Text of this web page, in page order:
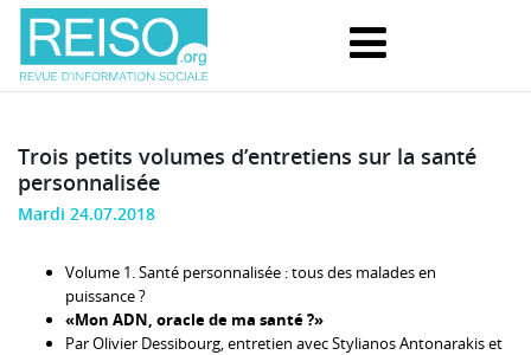
Trois petits volumes d’entretiens sur la santé
personnalisée
Mardi 24.07.2018
Volume 1. Santé personnalisée : tous des malades en
puissance ?
«Mon ADN, oracle de ma santé ?»
Par Olivier Dessibourg, entretien avec Stylianos Antonarakis et